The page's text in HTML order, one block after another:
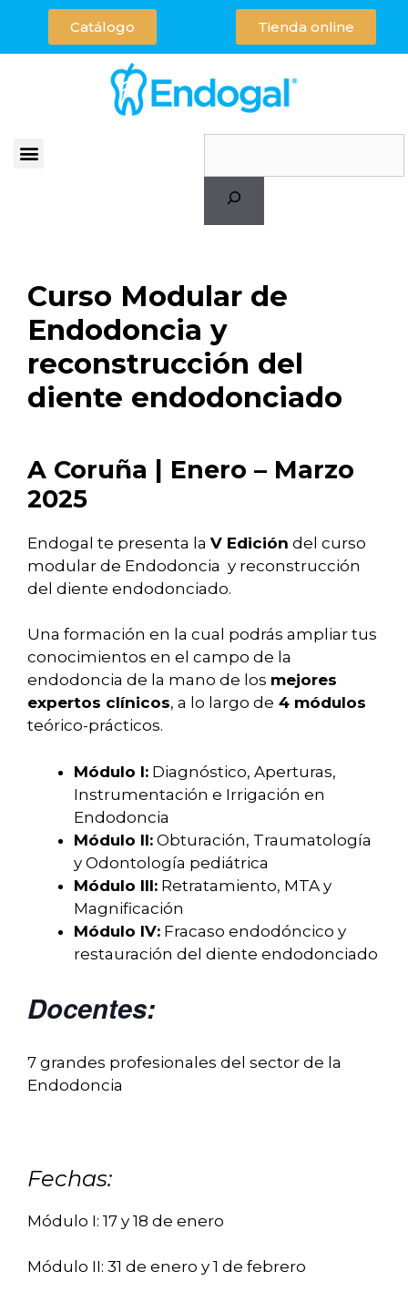
Catálogo Tienda online
Curso Modular de
Endodoncia y
reconstrucción del
diente endodonciado
A Coruña | Enero – Marzo
2025
Endogal te presenta la V Edición del curso
modular de Endodoncia y reconstrucción
del diente endodonciado.
Una formación en la cual podrás ampliar tus
conocimientos en el campo de la
endodoncia de la mano de los mejores
expertos clínicos, a lo largo de 4 módulos
teórico-prácticos.
Módulo I: Diagnóstico, Aperturas,
Instrumentación e Irrigación en
Endodoncia
Módulo II: Obturación, Traumatología
y Odontología pediátrica
Módulo III: Retratamiento, MTA y
Magnificación
Módulo IV: Fracaso endodóncico y
restauración del diente endodonciado
Docentes:
7 grandes profesionales del sector de la
Endodoncia
Fechas:
Módulo I: 17 y 18 de enero
Módulo II: 31 de enero y 1 de febrero